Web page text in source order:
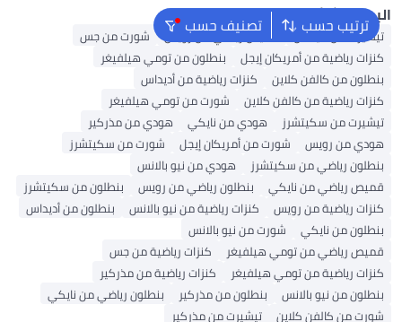
ترتيب حسب تصنيف حسب البحث الشائع
تيشيرت من أديداس قميص رياضي من رويس
شورت من جس
كنزات رياضية من أمريكان إيجل
بنطلون من تومي هيلفيغر
بنطلون من كالفن كلاين
كنزات رياضية من أديداس
كنزات رياضية من كالفن كلاين
شورت من تومي هيلفيغر
تيشيرت من سكيتشرز
هودي من نايكي
هودي من مذركير
هودي من رويس
شورت من أمريكان إيجل
شورت من سكيتشرز
بنطلون رياضي من سكيتشرز
هودي من نيو بالانس
قميص رياضي من نايكي
بنطلون رياضي من رويس
بنطلون من سكيتشرز
كنزات رياضية من رويس
كنزات رياضية من نيو بالانس
بنطلون من أديداس
بنطلون من نايكي
شورت من نيو بالانس
قميص رياضي من تومي هيلفيغر
كنزات رياضية من جس
كنزات رياضية من تومي هيلفيغر
كنزات رياضية من مذركير
بنطلون من نيو بالانس
بنطلون من مذركير
بنطلون رياضي من نايكي
شورت من كالفن كلاين
تيشيرت من مذركير